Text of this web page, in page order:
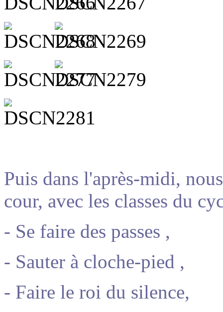
Puis dans l'après-midi,
cour, avec les classes du
- Se faire des passes ,
- Sauter à cloche-pied ,
- Faire le roi du silence,